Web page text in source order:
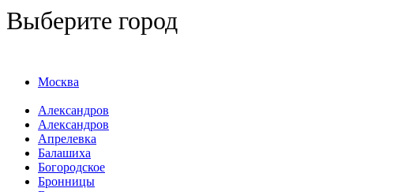
Выберите город
Москва
Александров
Александров
Апрелевка
Балашиха
Богородское
Бронницы